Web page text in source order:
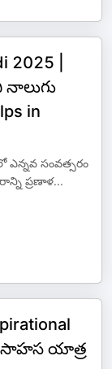
2025 |
in
ఎన్నవ సంవత్సరం
ప్రణాళ...
సాహస యాత్ర